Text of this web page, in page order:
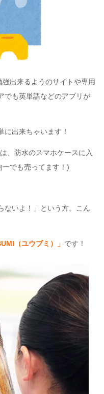
強出来るようのサイトや専用
でも英単語などのアプリが
に出来ちゃいます！
、防水のスマホケースに入
でも売ってます！)
ないよ！」という方。こん
（ユウブミ）」 です！